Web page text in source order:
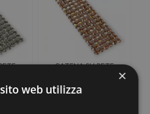
CATENA SU RETE
SS20(5MM) CAPRI...
€12,28
×
web utilizza